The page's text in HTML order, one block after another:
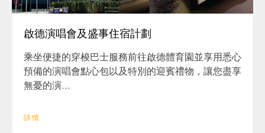
啟德演唱會及盛事住宿計劃
乘坐便捷的穿梭巴士服務前往啟德體育園並享用悉心
預備的演唱會點心包以及特別的迎賓禮物，讓您盡享
無憂的演...
詳情